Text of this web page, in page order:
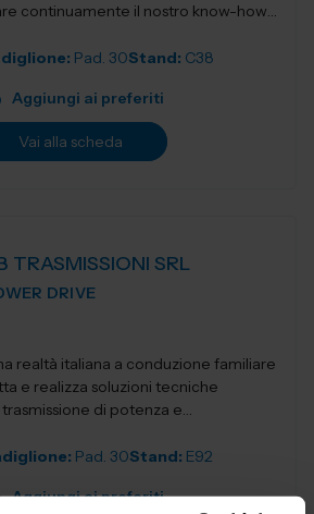
continuamente il nostro know-how,
Pad. 30Stand: C38
Aggiungi ai preferiti
Vai alla scheda
TRASMISSIONI SRL
DRIVE
realtà italiana a conduzione familiare
e realizza soluzioni tecniche
di potenza e
Pad. 30Stand: E92
Aggiungi ai preferiti